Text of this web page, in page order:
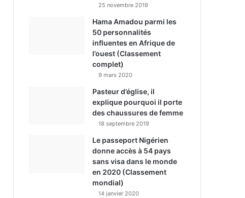
25 novembre 2019
Hama Amadou parmi les
50 personnalités
influentes en Afrique de
l’ouest (Classement
complet)
9 mars 2020
Pasteur d’église, il
explique pourquoi il porte
des chaussures de femme
18 septembre 2019
Le passeport Nigérien
donne accès à 54 pays
sans visa dans le monde
en 2020 (Classement
mondial)
14 janvier 2020